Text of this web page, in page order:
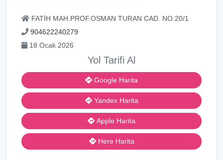
FATİH MAH.PROF.OSMAN TURAN CAD. NO:20/1
904622240279
18 Ocak 2026
Yol Tarifi Al
Google Harita
Yandex Harita
Apple Harita
Here Harita